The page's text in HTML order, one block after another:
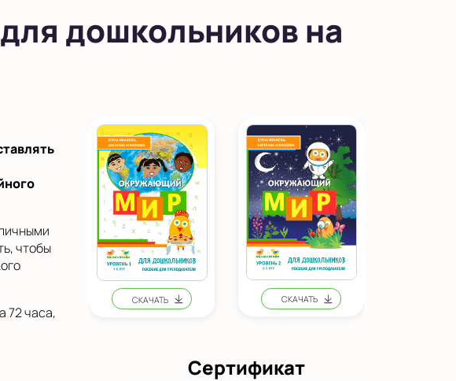
дошкольников на
чтобы
72 часа,
Сертификат